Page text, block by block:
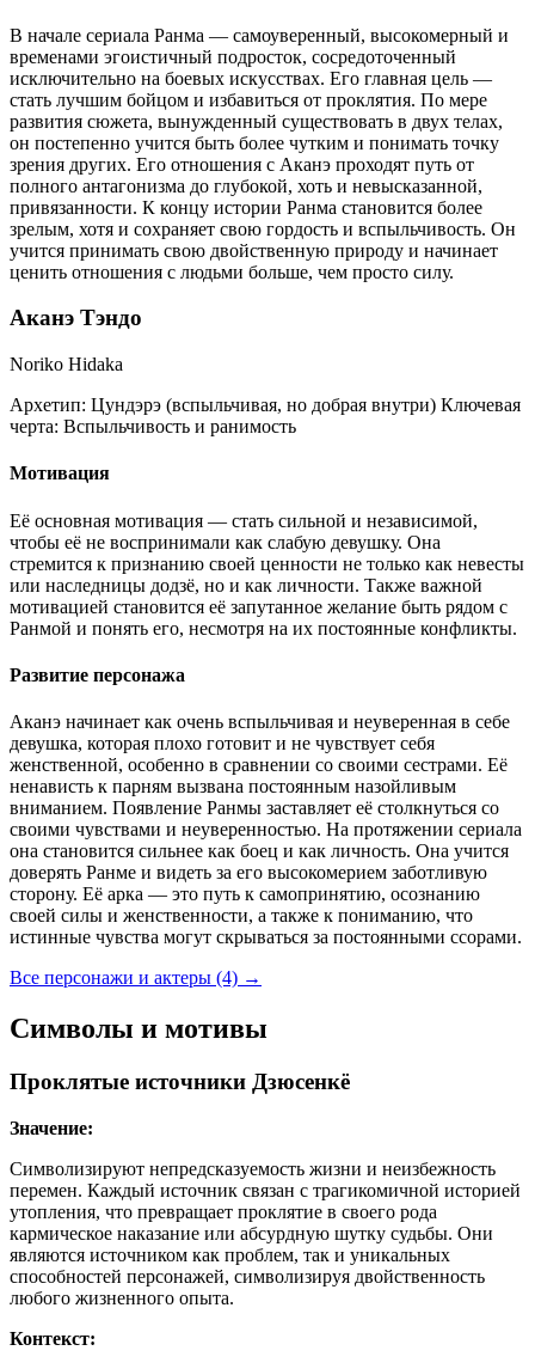
В начале сериала Ранма — самоуверенный, высокомерный и
временами эгоистичный подросток, сосредоточенный
исключительно на боевых искусствах. Его главная цель —
стать лучшим бойцом и избавиться от проклятия. По мере
развития сюжета, вынужденный существовать в двух телах,
он постепенно учится быть более чутким и понимать точку
зрения других. Его отношения с Аканэ проходят путь от
полного антагонизма до глубокой, хоть и невысказанной,
привязанности. К концу истории Ранма становится более
зрелым, хотя и сохраняет свою гордость и вспыльчивость. Он
учится принимать свою двойственную природу и начинает
ценить отношения с людьми больше, чем просто силу.
Аканэ Тэндо
Noriko Hidaka
Архетип: Цундэрэ (вспыльчивая, но добрая внутри) Ключевая
черта: Вспыльчивость и ранимость
Мотивация
Её основная мотивация — стать сильной и независимой,
чтобы её не воспринимали как слабую девушку. Она
стремится к признанию своей ценности не только как невесты
или наследницы додзё, но и как личности. Также важной
мотивацией становится её запутанное желание быть рядом с
Ранмой и понять его, несмотря на их постоянные конфликты.
Развитие персонажа
Аканэ начинает как очень вспыльчивая и неуверенная в себе
девушка, которая плохо готовит и не чувствует себя
женственной, особенно в сравнении со своими сестрами. Её
ненависть к парням вызвана постоянным назойливым
вниманием. Появление Ранмы заставляет её столкнуться со
своими чувствами и неуверенностью. На протяжении сериала
она становится сильнее как боец и как личность. Она учится
доверять Ранме и видеть за его высокомерием заботливую
сторону. Её арка — это путь к самопринятию, осознанию
своей силы и женственности, а также к пониманию, что
истинные чувства могут скрываться за постоянными ссорами.
Все персонажи и актеры (4) →
Символы и мотивы
Проклятые источники Дзюсенкё
Значение:
Символизируют непредсказуемость жизни и неизбежность
перемен. Каждый источник связан с трагикомичной историей
утопления, что превращает проклятие в своего рода
кармическое наказание или абсурдную шутку судьбы. Они
являются источником как проблем, так и уникальных
способностей персонажей, символизируя двойственность
любого жизненного опыта.
Контекст: